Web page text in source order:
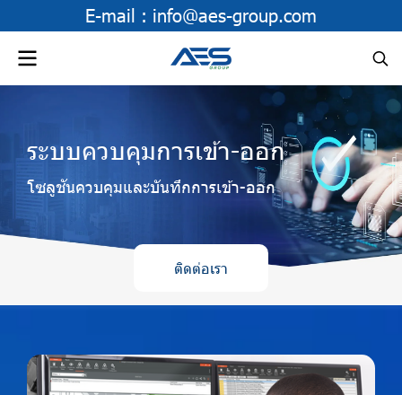
E-mail : info@aes-group.com
ระบบควบคุมการเข้า-ออก
โซลูชันควบคุมและบันทึกการเข้า-ออก
ติดต่อเรา